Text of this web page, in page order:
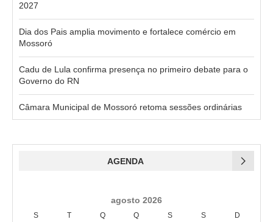
2027
Dia dos Pais amplia movimento e fortalece comércio em
Mossoró
Cadu de Lula confirma presença no primeiro debate para o
Governo do RN
Câmara Municipal de Mossoró retoma sessões ordinárias
AGENDA
agosto 2026
S T Q Q S S D